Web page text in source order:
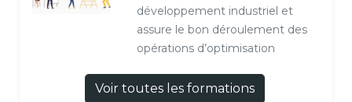
développement industriel et
assure le bon déroulement des
opérations d’optimisation
Voir toutes les formations